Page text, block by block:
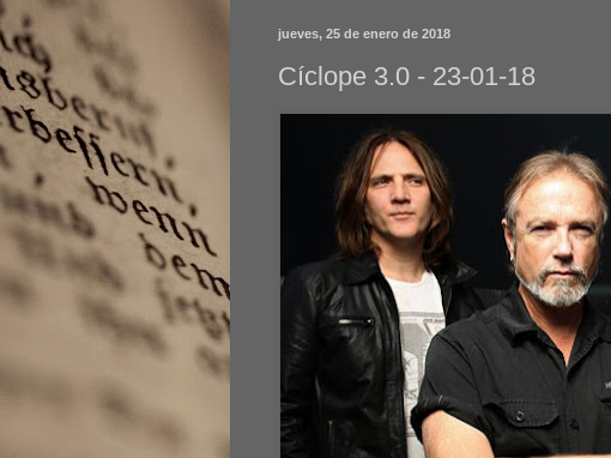
jueves, 25 de enero de 2018
Cíclope 3.0 - 23-01-18